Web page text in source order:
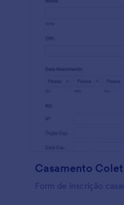
Casamento
Form de inscrição